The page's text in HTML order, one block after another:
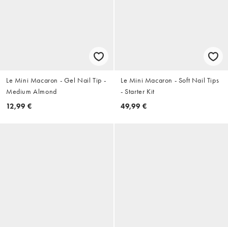
Le Mini Macaron - Gel Nail Tip -
Medium Almond
12,99 €
Le Mini Macaron - Soft Nail Tips
- Starter Kit
49,99 €